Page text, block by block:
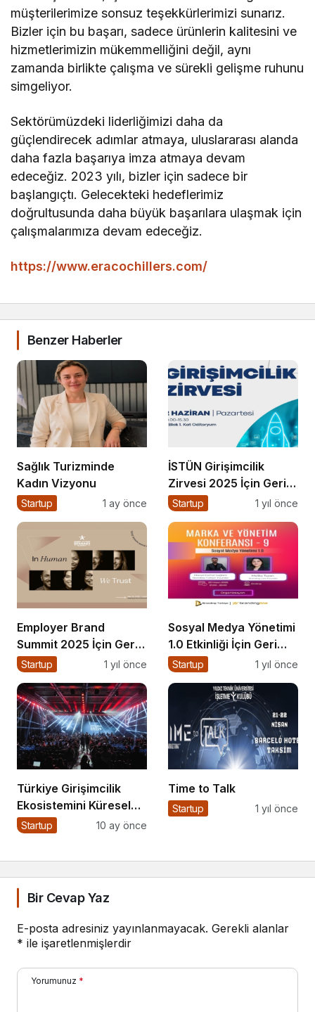
müşterilerimize sonsuz teşekkürlerimizi sunarız.
Bizler için bu başarı, sadece ürünlerin kalitesini ve
hizmetlerimizin mükemmelliğini değil, aynı
zamanda birlikte çalışma ve sürekli gelişme ruhunu
simgeliyor.
Sektörümüzdeki liderliğimizi daha da
güçlendirecek adımlar atmaya, uluslararası alanda
daha fazla başarıya imza atmaya devam
edeceğiz. 2023 yılı, bizler için sadece bir
başlangıçtı. Gelecekteki hedeflerimiz
doğrultusunda daha büyük başarılara ulaşmak için
çalışmalarımıza devam edeceğiz.
https://www.eracochillers.com/
Benzer Haberler
Sağlık Turizminde
Kadın Vizyonu
Startup 1 ay önce
İSTÜN Girişimcilik
Zirvesi 2025 İçin Geri
Sayım
Startup 1 yıl önce
Employer Brand
Summit 2025 İçin Geri
Sayım!
Startup 1 yıl önce
Sosyal Medya Yönetimi
1.0 Etkinliği İçin Geri
Sayım!
Startup 1 yıl önce
Türkiye Girişimcilik
Ekosistemini Küresel
Sahneye Taşıyan
Startup 10 ay önce
Time to Talk
Startup 1 yıl önce
Bir Cevap Yaz
E-posta adresiniz yayınlanmayacak. Gerekli alanlar
* ile işaretlenmişlerdir
Yorumunuz *